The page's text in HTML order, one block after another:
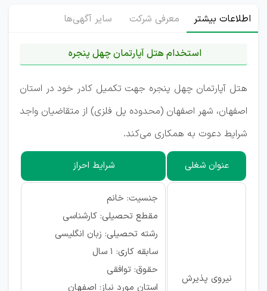
اطلاعات بیشتر معرفی شرکت سایر آگهی‌ها
استخدام هتل آپارتمان چهل پنجره
هتل آپارتمان چهل پنجره جهت تکمیل کادر خود در استان
اصفهان، شهر اصفهان (محدوده پل فلزی) از متقاضیان واجد
شرایط دعوت به همکاری می‌کند.
عنوان شغلی شرایط احراز
نیروی پذیرش
جنسیت: خانم
مقطع تحصیلی: کارشناسی
رشته تحصیلی: زبان انگلیسی
سابقه کاری: ۱ سال
حقوق: توافقی
استان مورد نیاز: اصفهان